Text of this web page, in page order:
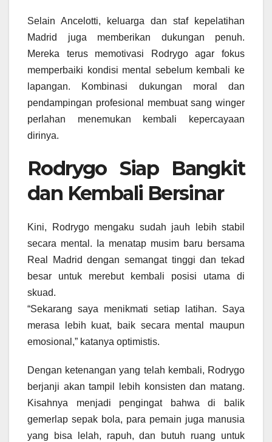
Selain Ancelotti, keluarga dan staf kepelatihan
Madrid juga memberikan dukungan penuh.
Mereka terus memotivasi Rodrygo agar fokus
memperbaiki kondisi mental sebelum kembali ke
lapangan. Kombinasi dukungan moral dan
pendampingan profesional membuat sang winger
perlahan menemukan kembali kepercayaan
dirinya.
Rodrygo Siap Bangkit
dan Kembali Bersinar
Kini, Rodrygo mengaku sudah jauh lebih stabil
secara mental. Ia menatap musim baru bersama
Real Madrid dengan semangat tinggi dan tekad
besar untuk merebut kembali posisi utama di
skuad.
“Sekarang saya menikmati setiap latihan. Saya
merasa lebih kuat, baik secara mental maupun
emosional,” katanya optimistis.
Dengan ketenangan yang telah kembali, Rodrygo
berjanji akan tampil lebih konsisten dan matang.
Kisahnya menjadi pengingat bahwa di balik
gemerlap sepak bola, para pemain juga manusia
yang bisa lelah, rapuh, dan butuh ruang untuk